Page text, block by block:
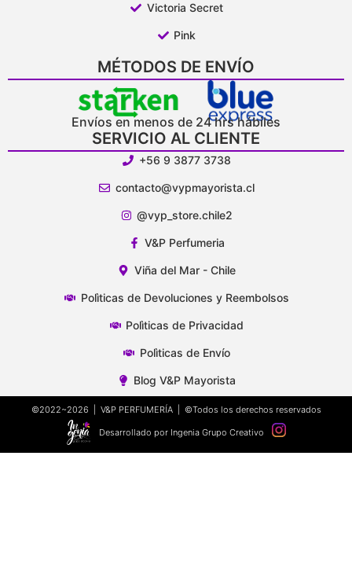
Victoria Secret
Pink
MÉTODOS DE ENVÍO
Envíos en menos de 24 hrs hábiles
SERVICIO AL CLIENTE
+56 9 3877 3738
contacto@vypmayorista.cl
@vyp_store.chile2
V&P Perfumeria
Viña del Mar - Chile
Polìticas de Devoluciones y Reembolsos
Polìticas de Privacidad
Polìticas de Envío
Blog V&P Mayorista
©2022~2026 | V&P PERFUMERÍA | ©Todos los derechos reservados
Desarrollado por Ingenia Grupo Creativo